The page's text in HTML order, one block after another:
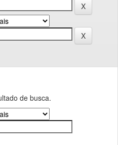
de busca.